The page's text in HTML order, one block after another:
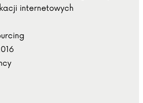
internetowych